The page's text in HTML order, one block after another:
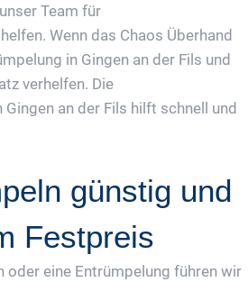
Team für
Wenn das Chaos Überhand
in Gingen an der Fils und
verhelfen. Die
an der Fils hilft schnell und
günstig und
Festpreis
oder eine Entrümpelung führen wir